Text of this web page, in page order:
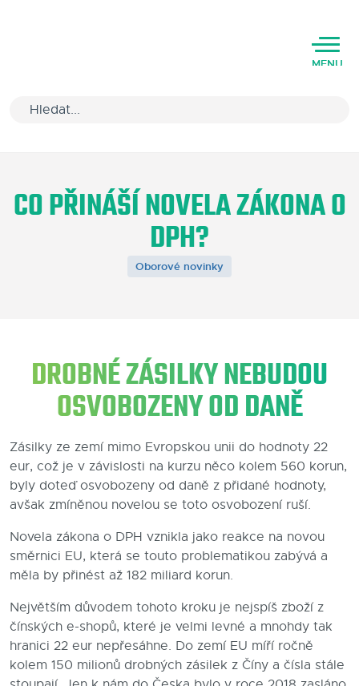
MENU
Varianty software
Školení
Blog
Kontakty
CO PŘINÁŠÍ NOVELA ZÁKONA O
DPH?
Oborové novinky
DROBNÉ ZÁSILKY NEBUDOU
OSVOBOZENY OD DANĚ
Zásilky ze zemí mimo Evropskou unii do hodnoty 22
eur, což je v závislosti na kurzu něco kolem 560 korun,
byly doteď osvobozeny od daně z přidané hodnoty,
avšak zmíněnou novelou se toto osvobození ruší.
Novela zákona o DPH vznikla jako reakce na novou
směrnici EU, která se touto problematikou zabývá a
měla by přinést až 182 miliard korun.
Největším důvodem tohoto kroku je nejspíš zboží z
čínských e-shopů, které je velmi levné a mnohdy tak
hranici 22 eur nepřesáhne. Do zemí EU míří ročně
kolem 150 milionů drobných zásilek z Číny a čísla stále